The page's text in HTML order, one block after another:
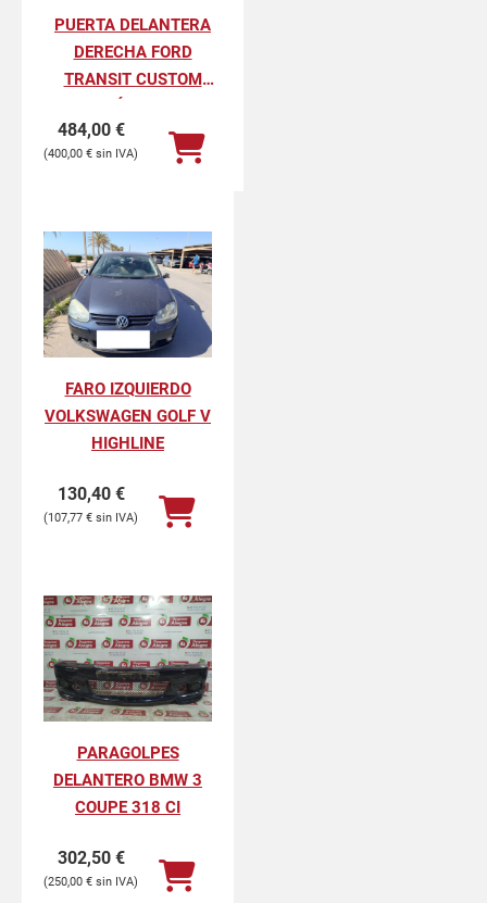
PUERTA DELANTERA
DERECHA FORD
TRANSIT CUSTOM
AMBIENTE
484,00 €
400,00 €
FARO IZQUIERDO
VOLKSWAGEN GOLF V
HIGHLINE
130,40 €
107,77 €
PARAGOLPES
DELANTERO BMW 3
COUPE 318 CI
302,50 €
250,00 €